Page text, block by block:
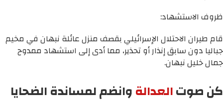
ظروف الاستشهاد:
قام طيران الاحتلال الإسرائيلي بقصف منزل عائلة نبهان في مخيم
جباليا دون سابق إنذار أو تحذير، مما أدى إلى استشهاد ممدوح
جمال خليل نبهان.
كن صوتالعدالةوانضم لمساندة الضحايا